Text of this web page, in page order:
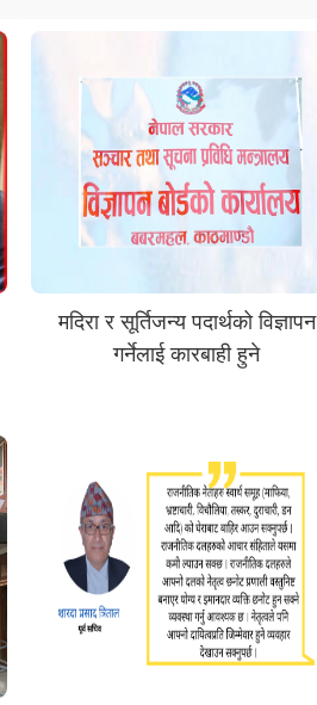
मदिरा र सूर्तिजन्य पदार्थको विज्ञापन
गर्नेलाई कारबाही हुने